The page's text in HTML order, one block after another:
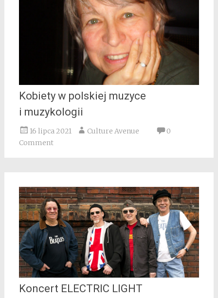
Kobiety w polskiej muzyce
i muzykologii
16 lipca 2021 Culture Avenue
0
Comment
Koncert ELECTRIC LIGHT